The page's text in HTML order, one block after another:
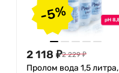
-5%
2 118 ₽2 229 ₽
Пролом вода 1,5 литра,